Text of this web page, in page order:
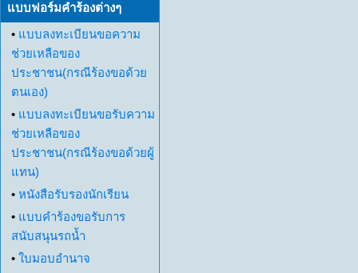
แบบฟอร์มคำร้องต่างๆ
• แบบลงทะเบียนขอความ
ช่วยเหลือของ
ประชาชน(กรณีร้องขอด้วย
ตนเอง)
• แบบลงทะเบียนขอรับความ
ช่วยเหลือของ
ประชาชน(กรณีร้องขอด้วยผู้
แทน)
• หนังสือรับรองนักเรียน
• แบบคำร้องขอรับการ
สนับสนุนรถน้ำ
• ใบมอบอำนาจ